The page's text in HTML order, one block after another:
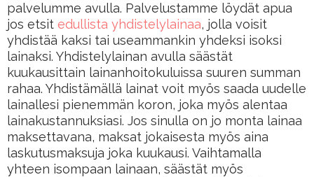
palvelumme avulla. Palvelustamme löydät apua
jos etsit edullista yhdistelylainaa, jolla voisit
yhdistää kaksi tai useammankin yhdeksi isoksi
lainaksi. Yhdistelylainan avulla säästät
kuukausittain lainanhoitokuluissa suuren summan
rahaa. Yhdistämällä lainat voit myös saada uudelle
lainallesi pienemmän koron, joka myös alentaa
lainakustannuksiasi. Jos sinulla on jo monta lainaa
maksettavana, maksat jokaisesta myös aina
laskutusmaksuja joka kuukausi. Vaihtamalla
yhteen isompaan lainaan, säästät myös